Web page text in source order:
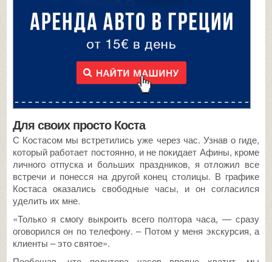
Для своих просто Коста
С Костасом мы встретились уже через час. Узнав о гиде,
который работает постоянно, и не покидает Афины, кроме
личного отпуска и больших праздников, я отложил все
встречи и понесся на другой конец столицы. В графике
Костаса оказались свободные часы, и он согласился
уделить их мне.
«Только я смогу выкроить всего полтора часа, — сразу
оговорился он по телефону. – Потом у меня экскурсия, а
клиенты – это святое».